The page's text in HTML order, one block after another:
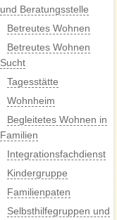
und Beratungsstelle
Betreutes Wohnen
Betreutes Wohnen
Sucht
Tagesstätte
Wohnheim
Begleitetes Wohnen in
Familien
Integrationsfachdienst
Kindergruppe
Familienpaten
Selbsthilfegruppen und